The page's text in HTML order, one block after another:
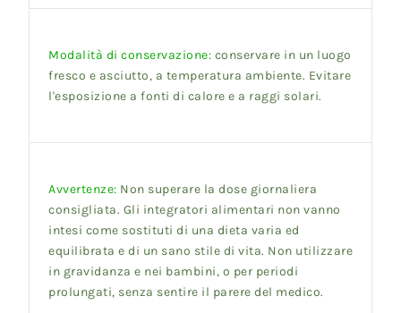
Modalità di conservazione: conservare in un luogo
fresco e asciutto, a temperatura ambiente. Evitare
l'esposizione a fonti di calore e a raggi solari.
Avvertenze: Non superare la dose giornaliera
consigliata. Gli integratori alimentari non vanno
intesi come sostituti di una dieta varia ed
equilibrata e di un sano stile di vita. Non utilizzare
in gravidanza e nei bambini, o per periodi
prolungati, senza sentire il parere del medico.